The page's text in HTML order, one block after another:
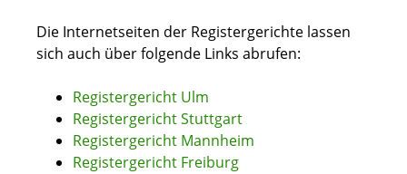
Die Internetseiten der Registergerichte lassen
sich auch über folgende Links abrufen:
Registergericht Ulm
Registergericht Stuttgart
Registergericht Mannheim
Registergericht Freiburg